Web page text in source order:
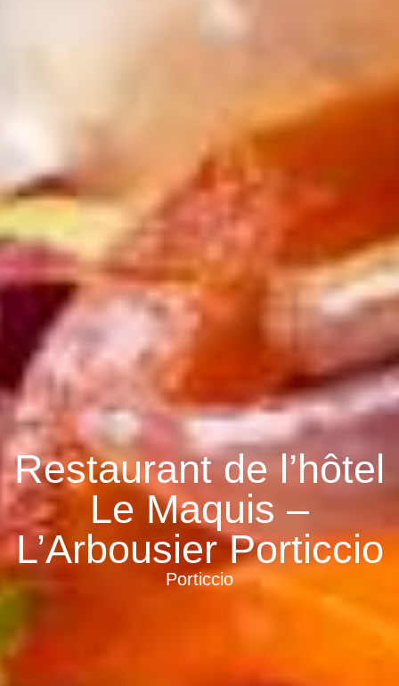
Restaurant de l’hôtel
Le Maquis –
L’Arbousier Porticcio
Porticcio